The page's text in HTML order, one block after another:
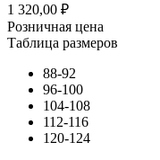
1 320,00 ₽
Розничная цена
Таблица размеров
88-92
96-100
104-108
112-116
120-124